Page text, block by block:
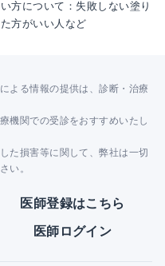
方について：失敗しない塗り
方がいい人など
よる情報の提供は、診断・治療
機関での受診をおすすめいたし
た損害等に関して、弊社は一切
い。
医師登録はこちら
医師ログイン